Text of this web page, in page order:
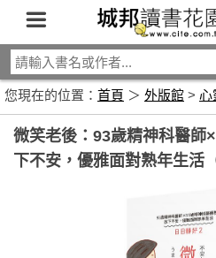
您現在的位置： 首頁 ＞ 外版館 > 心
微笑老後：93歲精神科醫師
下不安，優雅面對熟年生活